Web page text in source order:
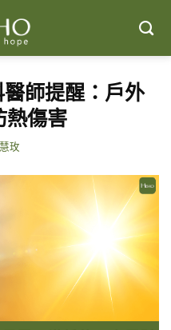
師提醒：戶外
熱傷害
玫